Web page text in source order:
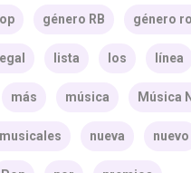
género RB género
lista los línea
más música Música
nueva nuevo